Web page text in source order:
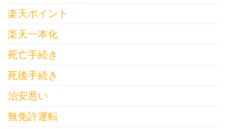
楽天ポイント
楽天一本化
死亡手続き
死後手続き
治安悪い
無免許運転